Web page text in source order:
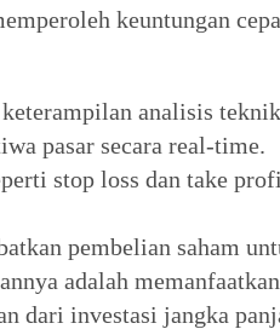
keuntungan
analisis
pasar secara real-time.
stop loss dan take
pembelian saham
adalah
dari investasi jangka